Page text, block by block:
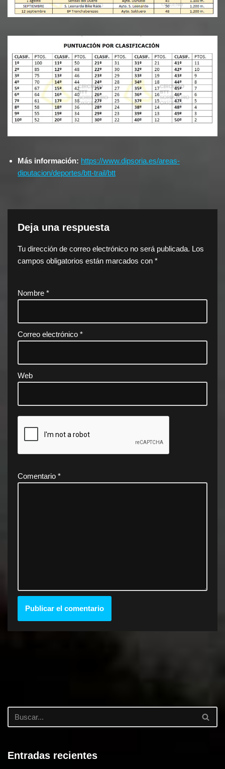
Más información: https://www.dipsoria.es/areas-
diputacion/deportes/btt-trail/btt
Deja una respuesta
Tu dirección de correo electrónico no será publicada. Los
campos obligatorios están marcados con *
Nombre *
Correo electrónico *
Web
Comentario *
Entradas recientes